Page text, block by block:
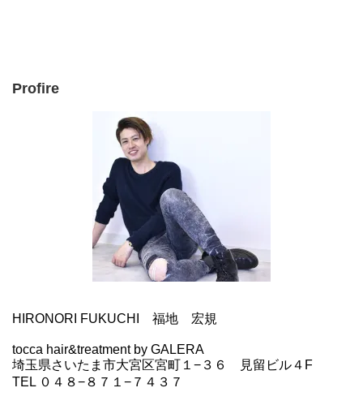
Profire
HIRONORI FUKUCHI 福地 宏規
tocca hair&treatment by GALERA
埼玉県さいたま市大宮区宮町１−３６ 見留ビル４F
TEL ０４８−８７１−７４３７